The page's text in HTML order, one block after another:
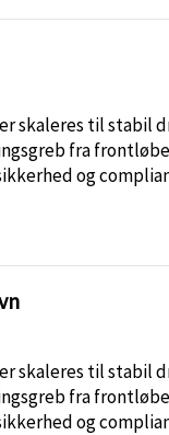
skaleres til stabil
fra
og
skaleres til stabil
fra
og